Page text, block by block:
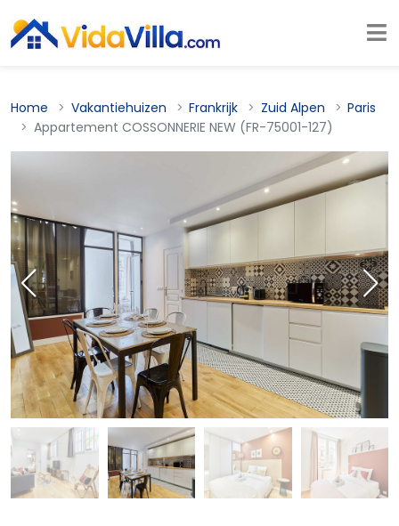
Home Vakantiehuizen Frankrijk Zuid Alpen
Paris
Appartement COSSONNERIE NEW (FR-75001-127)